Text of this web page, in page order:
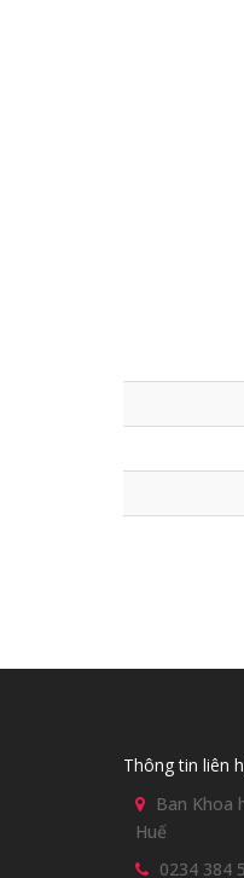
Thông tin liên
Ban Khoa
Huế
0234 384